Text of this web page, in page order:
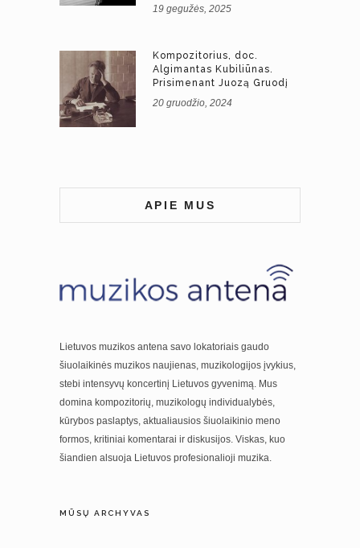
19 gegužės, 2025
Kompozitorius, doc.
Algimantas Kubiliūnas.
Prisimenant Juozą Gruodį
20 gruodžio, 2024
APIE MUS
Lietuvos muzikos antena savo lokatoriais gaudo
šiuolaikinės muzikos naujienas, muzikologijos įvykius,
stebi intensyvų koncertinį Lietuvos gyvenimą. Mus
domina kompozitorių, muzikologų individualybės,
kūrybos paslaptys, aktualiausios šiuolaikinio meno
formos, kritiniai komentarai ir diskusijos. Viskas, kuo
šiandien alsuoja Lietuvos profesionalioji muzika.
MŪSŲ ARCHYVAS